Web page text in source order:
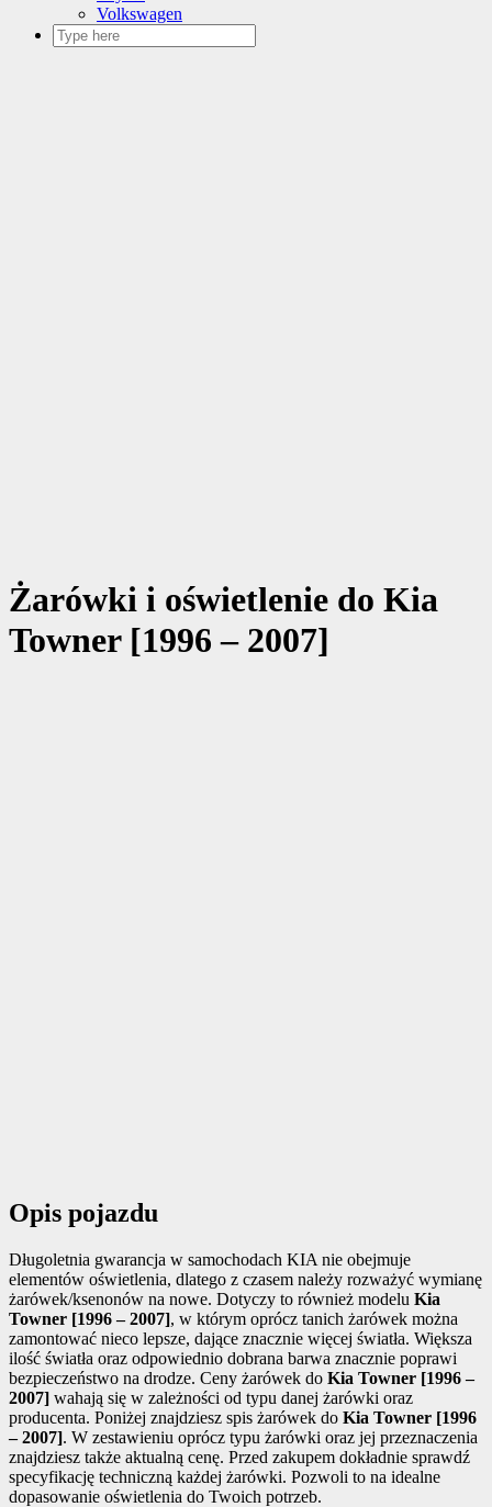
Volkswagen
Żarówki i oświetlenie do Kia
Towner [1996 – 2007]
Opis pojazdu
Długoletnia gwarancja w samochodach KIA nie obejmuje
elementów oświetlenia, dlatego z czasem należy rozważyć wymianę
żarówek/ksenonów na nowe. Dotyczy to również modelu Kia
Towner [1996 – 2007], w którym oprócz tanich żarówek można
zamontować nieco lepsze, dające znacznie więcej światła. Większa
ilość światła oraz odpowiednio dobrana barwa znacznie poprawi
bezpieczeństwo na drodze. Ceny żarówek do Kia Towner [1996 –
2007] wahają się w zależności od typu danej żarówki oraz
producenta. Poniżej znajdziesz spis żarówek do Kia Towner [1996
– 2007]. W zestawieniu oprócz typu żarówki oraz jej przeznaczenia
znajdziesz także aktualną cenę. Przed zakupem dokładnie sprawdź
specyfikację techniczną każdej żarówki. Pozwoli to na idealne
dopasowanie oświetlenia do Twoich potrzeb.